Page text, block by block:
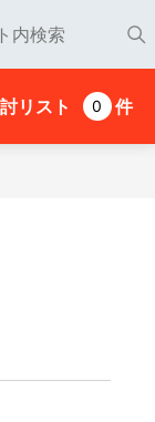
リスト 0 件